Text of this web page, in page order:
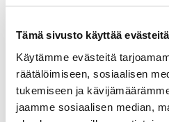
Tämä sivusto käyttää evästeitä
Käytämme evästeitä
räätälöimiseen, sosiaalisen
tukemiseen ja
jaamme sosiaalisen median,